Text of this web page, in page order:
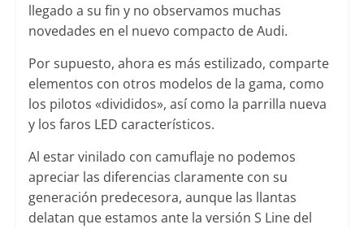
llegado a su fin y no observamos muchas
novedades en el nuevo compacto de Audi.
Por supuesto, ahora es más estilizado, comparte
elementos con otros modelos de la gama, como
los pilotos «divididos», así como la parrilla nueva
y los faros LED característicos.
Al estar vinilado con camuflaje no podemos
apreciar las diferencias claramente con su
generación predecesora, aunque las llantas
delatan que estamos ante la versión S Line del